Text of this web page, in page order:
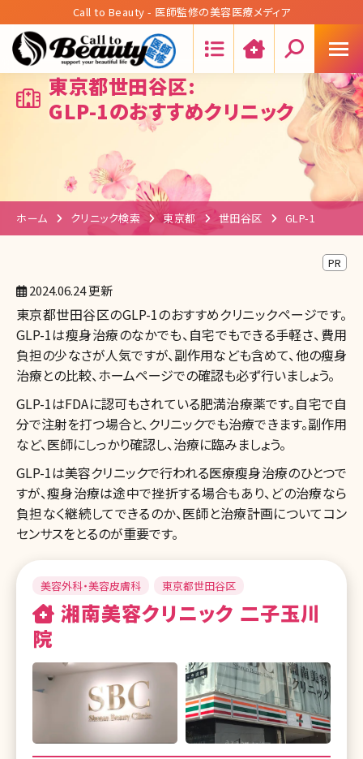
Call to Beauty - 医師監修の美容医療メディア
東京都世田谷区:
GLP-1のおすすめクリニック
ホーム クリニック検索 東京都 世田谷区 GLP-1
PR
2024.06.24 更新
東京都世田谷区のGLP-1のおすすめクリニックページです。
GLP-1は瘦身治療のなかでも、自宅でもできる手軽さ、費用
負担の少なさが人気ですが、副作用なども含めて、他の瘦身
治療との比較、ホームページでの確認も必ず行いましょう。
GLP-1はFDAに認可もされている肥満治療薬です。自宅で自
分で注射を打つ場合と、クリニックでも治療できます。副作用
など、医師にしっかり確認し、治療に臨みましょう。
GLP-1は美容クリニックで行われる医療瘦身治療のひとつで
すが、瘦身治療は途中で挫折する場合もあり、どの治療なら
負担なく継続してできるのか、医師と治療計画についてコン
センサスをとるのが重要です。
美容外科・美容皮膚科 東京都世田谷区
湘南美容クリニック 二子玉川
院